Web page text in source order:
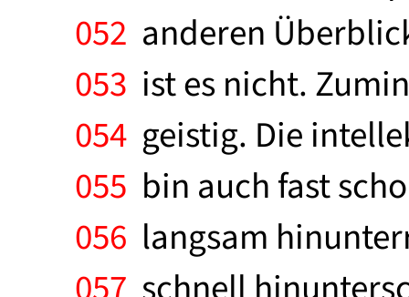
052 anderen
053 ist es nicht.
054 geistig. Die
055 bin auch fast
056 langsam